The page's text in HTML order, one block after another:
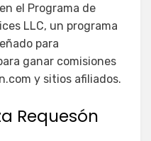
el Programa de
LLC, un programa
para
ganar comisiones
y sitios afiliados.
Requesón